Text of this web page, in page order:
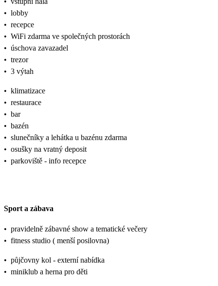
• lobby
• recepce
• WiFi zdarma ve společných prostorách
• úschova zavazadel
• trezor
• 3 výtah
• klimatizace
• restaurace
• bar
• bazén
• slunečníky a lehátka u bazénu zdarma
• osušky na vratný deposit
• parkoviště - info recepce
Sport a zábava
• pravidelně zábavné show a tematické večery
• fitness studio ( menší posilovna)
• půjčovny kol - externí nabídka
• miniklub a herna pro děti